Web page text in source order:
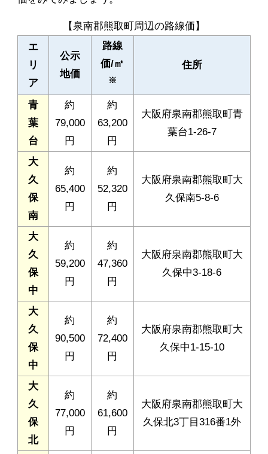
【泉南郡熊取町周辺の路線価】
エ
リ
ア
公示
地価
路線
価/㎡
※
住所
青
葉
台
約
79,000
円
約
63,200
円
大阪府泉南郡熊取町青
葉台1-26-7
大
久
保
南
約
65,400
円
約
52,320
円
大阪府泉南郡熊取町大
久保南5-8-6
大
久
保
中
約
59,200
円
約
47,360
円
大阪府泉南郡熊取町大
久保中3-18-6
大
久
保
中
約
90,500
円
約
72,400
円
大阪府泉南郡熊取町大
久保中1-15-10
大
久
保
北
約
77,000
円
約
61,600
円
大阪府泉南郡熊取町大
久保北3丁目316番1外